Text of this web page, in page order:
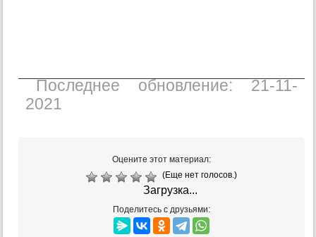
Последнее обновление: 21-11-
2021
Оцените этот материал:
(Еще нет голосов.)
Загрузка...
Поделитесь с друзьями: